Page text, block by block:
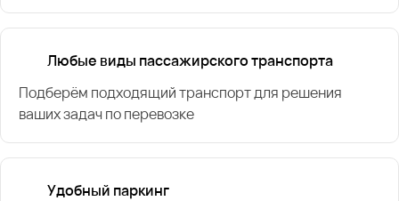
Любые виды пассажирского транспорта
Подберём подходящий транспорт для решения
ваших задач по перевозке
Удобный паркинг